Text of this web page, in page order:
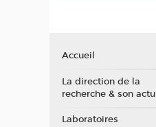
Accueil
La direction de la
recherche & son actu
Laboratoires